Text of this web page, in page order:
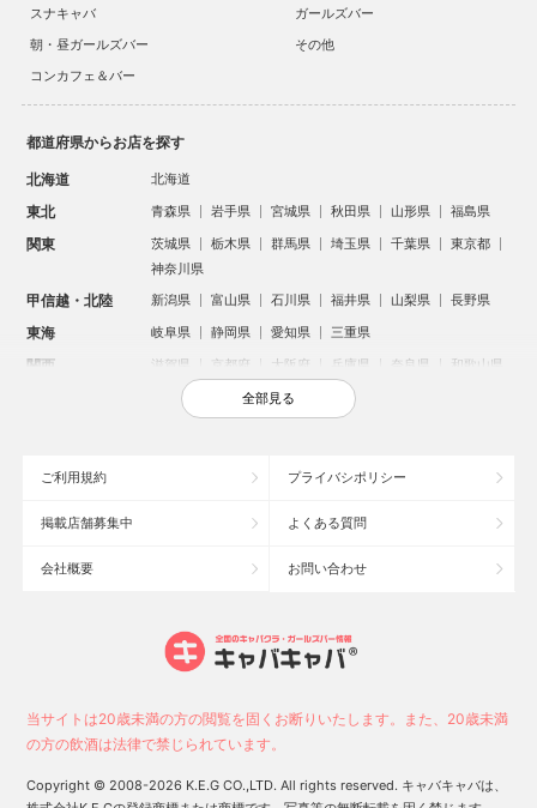
スナキャバ
ガールズバー
朝・昼ガールズバー
その他
コンカフェ＆バー
都道府県からお店を探す
北海道 北海道
東北 青森県 岩手県 宮城県 秋田県 山形県 福島県
関東 茨城県 栃木県 群馬県 埼玉県 千葉県
東京都
神奈川県
甲信越・北陸 新潟県 富山県 石川県 福井県 山梨県 長野県
東海 岐阜県 静岡県 愛知県 三重県
関西 滋賀県 京都府 大阪府 兵庫県 奈良県 和歌山県
鳥取県 島根県 岡山県 広島県
沖縄県
大宮のキャバクラ
六本木のキャバクラ
池袋駅（西口）のキャバクラ
長野市のキャバクラ
宇都宮市のキャバクラ
全部見る
ご利用規約 プライバシポリシー
掲載店舗募集中 よくある質問
会社概要 お問い合わせ
当サイトは20歳未満の方の閲覧を固くお断りいたします。また、20歳未満
の方の飲酒は法律で禁じられています。
Copyright © 2008-2026 K.E.G CO.,LTD. All rights reserved. キャバキャバは、